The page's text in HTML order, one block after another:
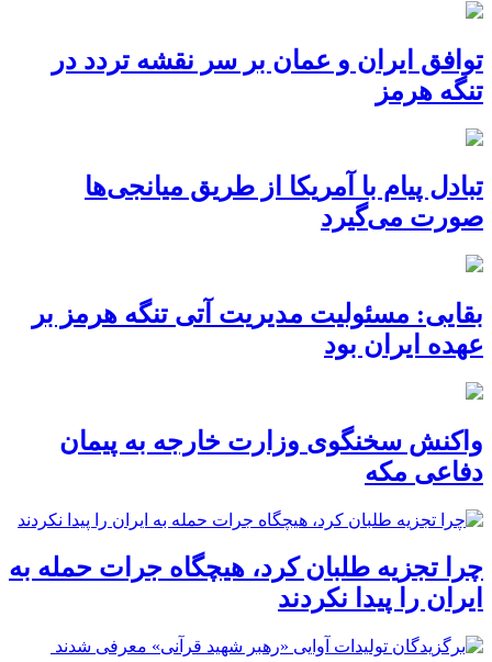
توافق ایران و عمان بر سر نقشه تردد در
تنگه هرمز
تبادل پیام با آمریکا از طریق میانجی‌ها
صورت می‌گیرد
بقایی: مسئولیت مدیریت آتی تنگه هرمز بر
عهده ایران بود
واکنش سخنگوی وزارت خارجه به پیمان
دفاعی مکه
چرا تجزیه طلبان کرد، هیچگاه جرات حمله به
ایران را پیدا نکردند